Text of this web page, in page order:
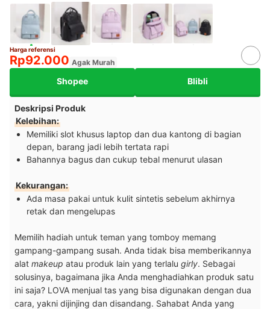
Harga referensi
Rp92.000 Agak Murah
Shopee Blibli
Deskripsi Produk
Kelebihan:
Memiliki slot khusus laptop dan dua kantong di bagian
depan, barang jadi lebih tertata rapi
Bahannya bagus dan cukup tebal menurut ulasan
Kekurangan:
Ada masa pakai untuk kulit sintetis sebelum akhirnya
retak dan mengelupas
Memilih hadiah untuk teman yang tomboy memang
gampang-gampang susah. Anda tidak bisa memberikannya
alat makeup atau produk lain yang terlalu girly. Sebagai
solusinya, bagaimana jika Anda menghadiahkan produk satu
ini saja? LOVA menjual tas yang bisa digunakan dengan dua
cara, yakni dijinjing dan disandang. Sahabat Anda yang